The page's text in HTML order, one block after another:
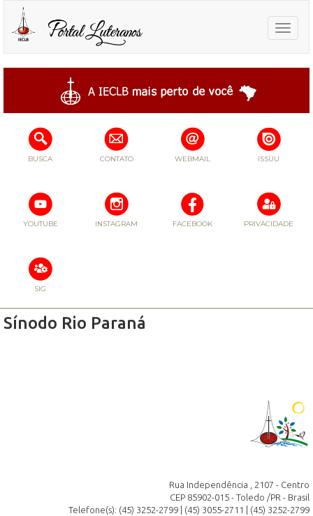
Toggle
BUSCA CONTATO WEBMAIL ISSUU
YOUTUBE INSTAGRAM FACEBOOK PRIVACIDADE
SIG
Sínodo Rio Paraná
Rua Independência , 2107 - Centro
CEP 85902-015 - Toledo /PR - Brasil
Telefone(s): (45) 3252-2799 | (45) 3055-2711 | (45) 3252-2799